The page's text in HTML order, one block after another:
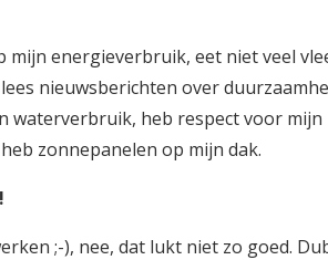
mijn energieverbruik, eet niet veel
nieuwsberichten over
waterverbruik, heb respect voor mijn
zonnepanelen op mijn dak.
;-), nee, dat lukt niet zo goed.